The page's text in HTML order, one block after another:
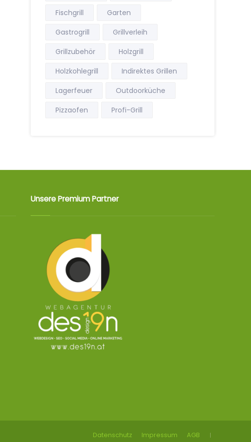
Fischgrill
Garten
Gastrogrill
Grillverleih
Grillzubehör
Holzgrill
Holzkohlegrill
Indirektes Grillen
Lagerfeuer
Outdoorküche
Pizzaofen
Profi-Grill
Unsere Premium Partner
Datenschutz Impressum AGB